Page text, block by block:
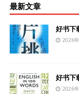
最新文章
好书下
2026
好书
2026